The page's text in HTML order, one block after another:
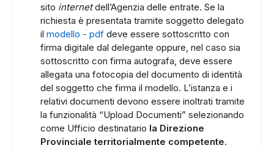
sito internetdell’Agenzia delle entrate. Se la
richiesta è presentata tramite soggetto delegato
il modello - pdf deve essere sottoscritto con
firma digitale dal delegante oppure, nel caso sia
sottoscritto con firma autografa, deve essere
allegata una fotocopia del documento di identità
del soggetto che firma il modello. L’istanza e i
relativi documenti devono essere inoltrati tramite
la funzionalità “Upload Documenti” selezionando
come Ufficio destinatario la Direzione
Provinciale territorialmente competente.